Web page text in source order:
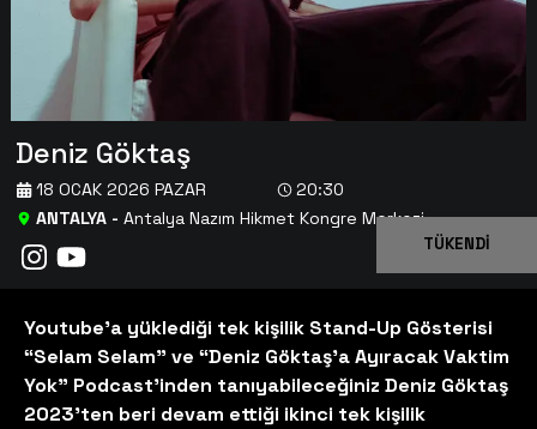
Deniz Göktaş
ANTALYA- Antalya Nazım Hikmet Kongre Merkezi
18 OCAK 2026 PAZAR 20:30
TÜKENDİ
Youtube’a yüklediği tek kişilik Stand-Up Gösterisi
“Selam Selam” ve “Deniz Göktaş’a Ayıracak Vaktim
Yok” Podcast’inden tanıyabileceğiniz Deniz Göktaş
2023’ten beri devam ettiği ikinci tek kişilik